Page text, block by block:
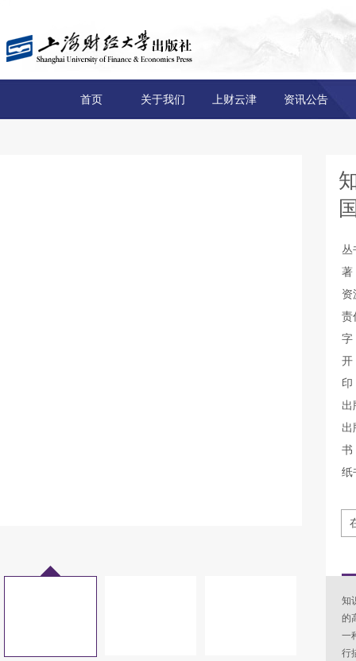
首页 关于我们 上财云津 资讯公告
丛
著
资
责
出
出
纸
知
的
一
行